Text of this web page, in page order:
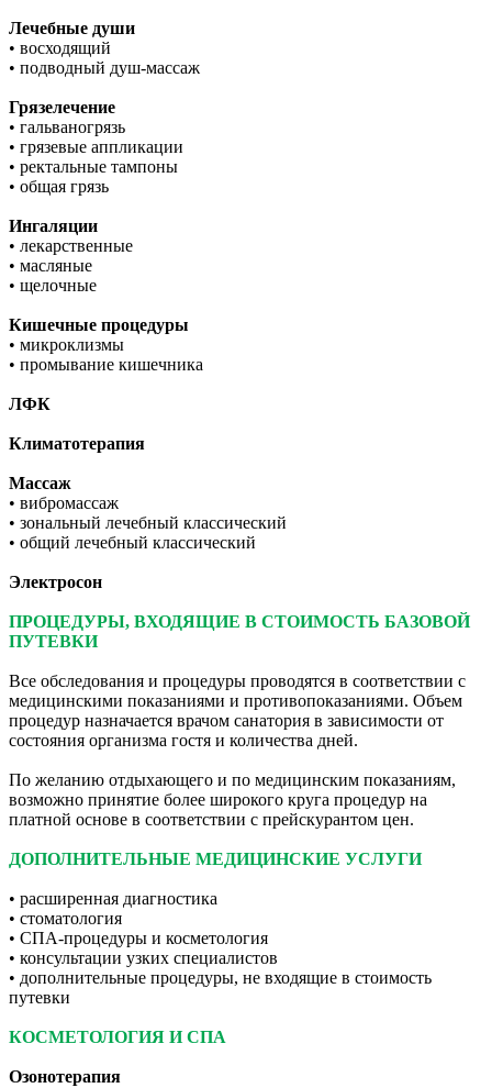
Лечебные души
• восходящий
• подводный душ-массаж
Грязелечение
• гальваногрязь
• грязевые аппликации
• ректальные тампоны
• общая грязь
Ингаляции
• лекарственные
• масляные
• щелочные
Кишечные процедуры
• микроклизмы
• промывание кишечника
ЛФК
Климатотерапия
Массаж
• вибромассаж
• зональный лечебный классический
• общий лечебный классический
Электросон
ПРОЦЕДУРЫ, ВХОДЯЩИЕ В СТОИМОСТЬ БАЗОВОЙ
ПУТЕВКИ
Все обследования и процедуры проводятся в соответствии с
медицинскими показаниями и противопоказаниями. Объем
процедур назначается врачом санатория в зависимости от
состояния организма гостя и количества дней.
По желанию отдыхающего и по медицинским показаниям,
возможно принятие более широкого круга процедур на
платной основе в соответствии с прейскурантом цен.
ДОПОЛНИТЕЛЬНЫЕ МЕДИЦИНСКИЕ УСЛУГИ
• расширенная диагностика
• стоматология
• СПА-процедуры и косметология
• консультации узких специалистов
• дополнительные процедуры, не входящие в стоимость
путевки
КОСМЕТОЛОГИЯ И СПА
Озонотерапия